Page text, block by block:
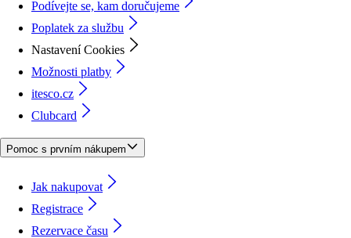
Podívejte se, kam doručujeme
Poplatek za službu
Nastavení Cookies
Možnosti platby
itesco.cz
Clubcard
Pomoc s prvním nákupem
Jak nakupovat
Registrace
Rezervace času